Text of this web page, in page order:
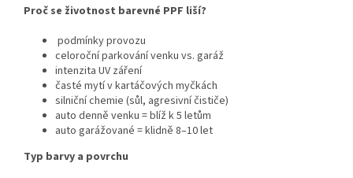
Proč se životnost barevné PPF liší?
podmínky provozu
celoroční parkování venku vs. garáž
intenzita UV záření
časté mytí v kartáčových myčkách
silniční chemie (sůl, agresivní čističe)
auto denně venku = blíž k 5 letům
auto garážované = klidně 8–10 let
Typ barvy a povrchu